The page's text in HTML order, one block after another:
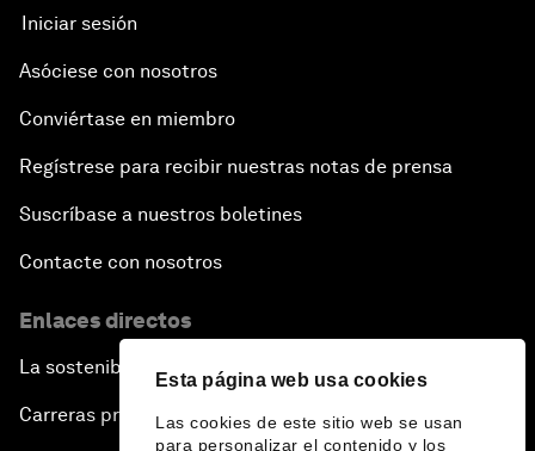
Esta página web usa cookies
Las cookies de este sitio web se usan
para personalizar el contenido y los
Iniciar sesión
Asóciese con nosotros
Conviértase en miembro
Regístrese para recibir nuestras notas de prensa
Suscríbase a nuestros boletines
Contacte con nosotros
Enlaces directos
La sostenibilidad en el Foro
Carreras profesionales